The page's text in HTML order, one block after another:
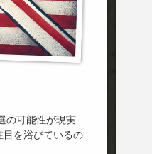
の可能性が現実
目を浴びているの